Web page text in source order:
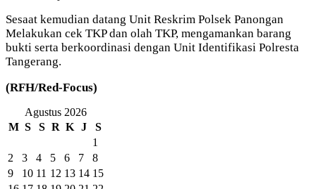
Sesaat kemudian datang Unit Reskrim Polsek Panongan
Melakukan cek TKP dan olah TKP, mengamankan barang
bukti serta berkoordinasi dengan Unit Identifikasi Polresta
Tangerang.
(RFH/Red-Focus)
Agustus 2026
M S S R K J
S
1
2
3 4 5 6 7
8
9
10 11 12 13 14 15